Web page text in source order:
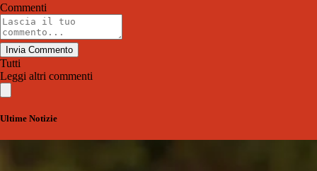
Commenti
Invia Commento
Tutti
Leggi altri commenti
Ultime Notizie